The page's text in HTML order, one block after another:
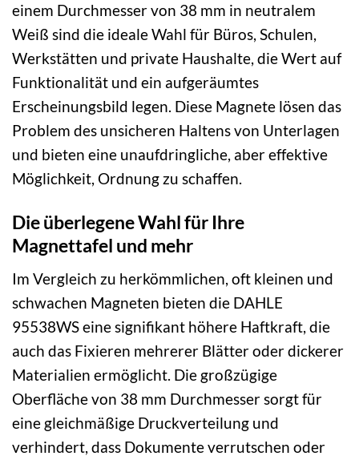
einem Durchmesser von 38 mm in neutralem
Weiß sind die ideale Wahl für Büros, Schulen,
Werkstätten und private Haushalte, die Wert auf
Funktionalität und ein aufgeräumtes
Erscheinungsbild legen. Diese Magnete lösen das
Problem des unsicheren Haltens von Unterlagen
und bieten eine unaufdringliche, aber effektive
Möglichkeit, Ordnung zu schaffen.
Die überlegene Wahl für Ihre
Magnettafel und mehr
Im Vergleich zu herkömmlichen, oft kleinen und
schwachen Magneten bieten die DAHLE
95538WS eine signifikant höhere Haftkraft, die
auch das Fixieren mehrerer Blätter oder dickerer
Materialien ermöglicht. Die großzügige
Oberfläche von 38 mm Durchmesser sorgt für
eine gleichmäßige Druckverteilung und
verhindert, dass Dokumente verrutschen oder